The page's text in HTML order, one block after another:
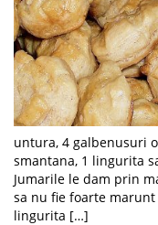
untura, 4 galbenusuri
smantana, 1 lingurita
Jumarile le dam prin
sa nu fie foarte
lingurita […]